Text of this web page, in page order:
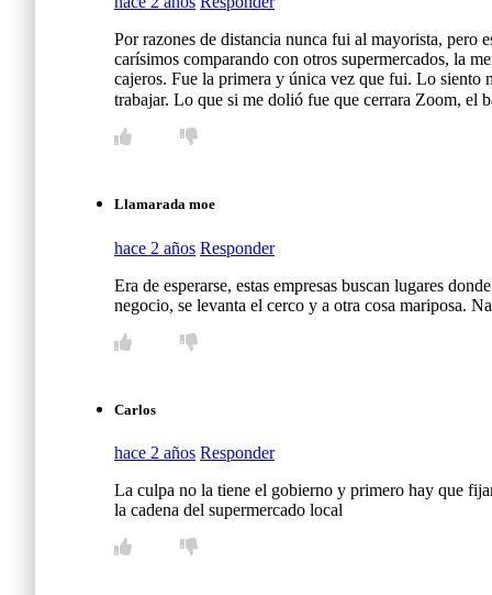
Por razones de distancia nunca fui al mayorista, pero
carísimos comparando con otros supermercados, la
cajeros. Fue la primera y única vez que fui. Lo siento
trabajar. Lo que si me dolió fue que cerrara Zoom, el
Llamarada moe
hace 2 años Responder
Era de esperarse, estas empresas buscan lugares
negocio, se levanta el cerco y a otra cosa mariposa.
Carlos
hace 2 años Responder
La culpa no la tiene el gobierno y primero hay que
la cadena del supermercado local